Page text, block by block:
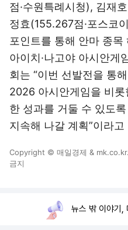
점·수원특례시청), 김재
정효(155.267점·포스코
포인트를 통해 안마 종
아이치·나고야 아시안게
회는 “이번 선발전을 통
2026 아시안게임을 비
한 성과를 거둘 수 있도
지속해 나갈 계획”이라고
Copyright © 매일경제 &
금지
뉴스 밖 이야기,